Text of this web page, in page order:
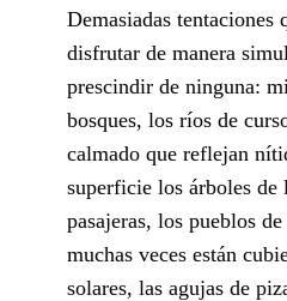
Demasiadas tentaciones
disfrutar de manera
prescindir de ninguna:
bosques, los ríos de
calmado que reflejan
superficie los árboles
pasajeras, los pueblos
muchas veces están
solares, las agujas de